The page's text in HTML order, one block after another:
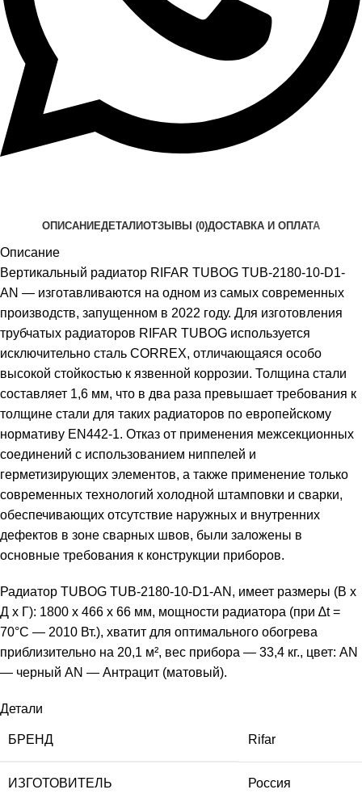
ОПИСАНИЕДЕТАЛИОТЗЫВЫ (0)ДОСТАВКА И ОПЛАТА
Описание
Вертикальный радиатор RIFAR TUBOG TUB-2180-10-D1-
AN — изготавливаются на одном из самых современных
производств, запущенном в 2022 году. Для изготовления
трубчатых радиаторов RIFAR TUBOG используется
исключительно сталь CORREX, отличающаяся особо
высокой стойкостью к язвенной коррозии. Толщина стали
составляет 1,6 мм, что в два раза превышает требования к
толщине стали для таких радиаторов по европейскому
нормативу EN442-1. Отказ от применения межсекционных
соединений с использованием ниппелей и
герметизирующих элементов, а также применение только
современных технологий холодной штамповки и сварки,
обеспечивающих отсутствие наружных и внутренних
дефектов в зоне сварных швов, были заложены в
основные требования к конструкции приборов.
Радиатор TUBOG TUB-2180-10-D1-AN, имеет размеры (В x
Д x Г): 1800 х 466 х 66 мм, мощности радиатора (при ∆t =
70°C — 2010 Вт.), хватит для оптимального обогрева
приблизительно на 20,1 м², вес прибора — 33,4 кг., цвет: AN
— черный AN — Антрацит (матовый).
Детали
БРЕНД Rifar
ИЗГОТОВИТЕЛЬ Россия